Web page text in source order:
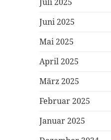
Juni 2025
Mai 2025
April 2025
März 2025
Februar 2025
Januar 2025